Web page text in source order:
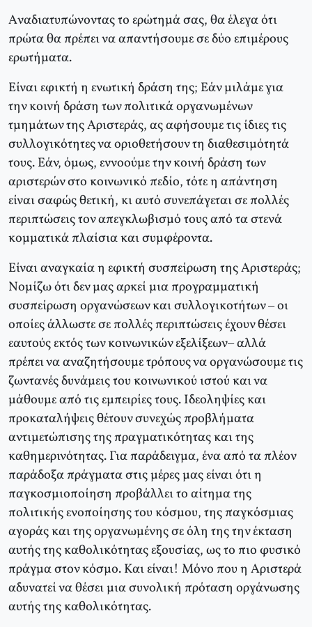
Aναδιατυπώνοντας το ερώτημά σας, θα έλεγα ότι
πρώτα θα πρέπει να απαντήσουμε σε δύο επιμέρους
ερωτήματα.
Eίναι εφικτή η ενωτική δράση της; Eάν μιλάμε για
την κοινή δράση των πολιτικά οργανωμένων
τμημάτων της Aριστεράς, ας αφήσουμε τις ίδιες τις
συλλογικότητες να οριοθετήσουν τη διαθεσιμότητά
τους. Eάν, όμως, εννοούμε την κοινή δράση των
αριστερών στο κοινωνικό πεδίο, τότε η απάντηση
είναι σαφώς θετική, κι αυτό συνεπάγεται σε πολλές
περιπτώσεις τον απεγκλωβισμό τους από τα στενά
κομματικά πλαίσια και συμφέροντα.
Είναι αναγκαία η εφικτή συσπείρωση της Aριστεράς;
Nομίζω ότι δεν μας αρκεί μια προγραμματική
συσπείρωση οργανώσεων και συλλογικοτήτων – οι
οποίες άλλωστε σε πολλές περιπτώσεις έχουν θέσει
εαυτούς εκτός των κοινωνικών εξελίξεων– αλλά
πρέπει να αναζητήσουμε τρόπους να οργανώσουμε τις
ζωντανές δυνάμεις του κοινωνικού ιστού και να
μάθουμε από τις εμπειρίες τους. Iδεοληψίες και
προκαταλήψεις θέτουν συνεχώς προβλήματα
αντιμετώπισης της πραγματικότητας και της
καθημερινότητας. Για παράδειγμα, ένα από τα πλέον
παράδοξα πράγματα στις μέρες μας είναι ότι η
παγκοσμιοποίηση προβάλλει το αίτημα της
πολιτικής ενοποίησης του κόσμου, της παγκόσμιας
αγοράς και της οργανωμένης σε όλη της την έκταση
αυτής της καθολικότητας εξουσίας, ως το πιο φυσικό
πράγμα στον κόσμο. Kαι είναι! Mόνο που η Aριστερά
αδυνατεί να θέσει μια συνολική πρόταση οργάνωσης
αυτής της καθολικότητας.